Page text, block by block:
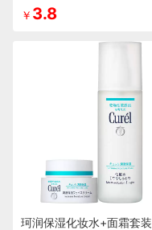
￥ 3.8
珂润保湿化妆水+面霜套装